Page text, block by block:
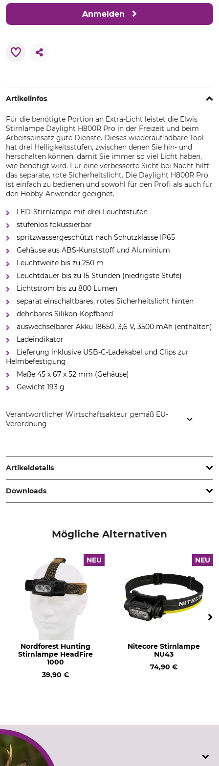
Anmelden
Artikelinfos
Für die benötigte Portion an Extra-Licht leistet die Elwis
Stirnlampe Daylight H800R Pro in der Freizeit und beim
Arbeitseinsatz gute Dienste. Dieses wiederaufladbare Tool
hat drei Helligkeitsstufen, zwischen denen Sie hin- und
herschalten können, damit Sie immer so viel Licht haben,
wie benötigt wird. Für eine verbesserte Sicht bei Nacht hilft
das separate, rote Sicherheitslicht. Die Daylight H800R Pro
ist einfach zu bedienen und sowohl für den Profi als auch für
den Hobby-Anwender geeignet.
LED-Stirnlampe mit drei Leuchtstufen
stufenlos fokussierbar
spritzwassergeschützt nach Schutzklasse IP65
Gehäuse aus ABS-Kunststoff und Aluminium
Leuchtweite bis zu 250 m
Leuchtdauer bis zu 15 Stunden (niedrigste Stufe)
Lichtstrom bis zu 800 Lumen
separat einschaltbares, rotes Sicherheitslicht hinten
dehnbares Silikon-Kopfband
auswechselbarer Akku 18650, 3,6 V, 3500 mAh (enthalten)
Ladeindikator
Lieferung inklusive USB-C-Ladekabel und Clips zur
Helmbefestigung
Maße 45 x 67 x 52 mm (Gehäuse)
Gewicht 193 g
Verantwortlicher Wirtschaftsakteur gemäß EU-
Verordnung
www.elwislighting.com
Artikeldetails
Akku/Batterie enthalten
Ja
IP65
15 h
Energiekapazität
Marke
Elwis
Produkttyp
Stirnlampe
Modellbezeichnung
Batterietyp
18650
Energiekapazität
Lichtfarbe
193 g
Downloads
Mögliche Alternativen
NEU
Nordforest Hunting
Stirnlampe HeadFire
1000
39,90 €
NEU
Nitecore Stirnlampe
NU43
74,90 €
SERVICE